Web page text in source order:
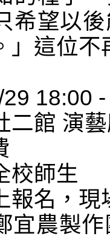
希望以
」這位不
18:00
二館 演
校師生
報名，現
宜農製